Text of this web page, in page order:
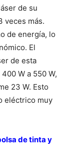
de su
veces más.
de energía, lo
El
de esta
W a 550 W,
23 W. Esto
eléctrico muy
de tinta y